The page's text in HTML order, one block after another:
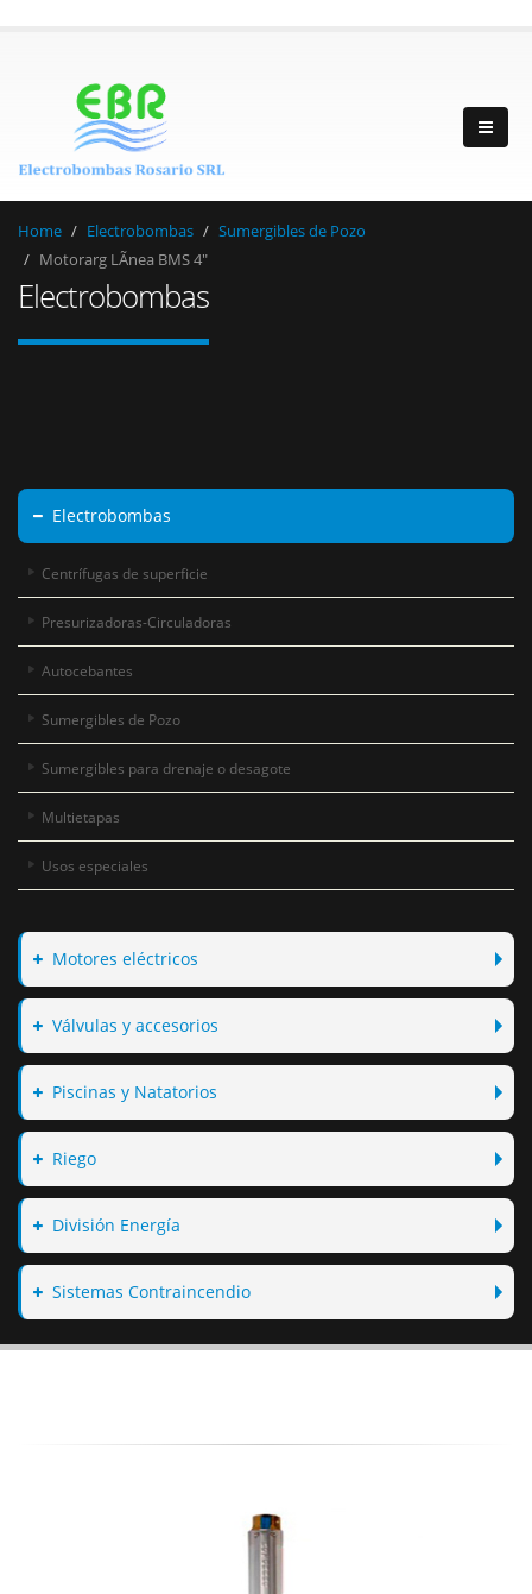
Home Electrobombas
Sumergibles de Pozo
Motorarg LÃ­nea BMS 4"
Electrobombas
Electrobombas
Centrífugas de superficie
Presurizadoras-Circuladoras
Autocebantes
Sumergibles de Pozo
Sumergibles para drenaje o desagote
Multietapas
Usos especiales
Motores eléctricos
Válvulas y accesorios
Piscinas y Natatorios
Riego
División Energía
Sistemas Contraincendio